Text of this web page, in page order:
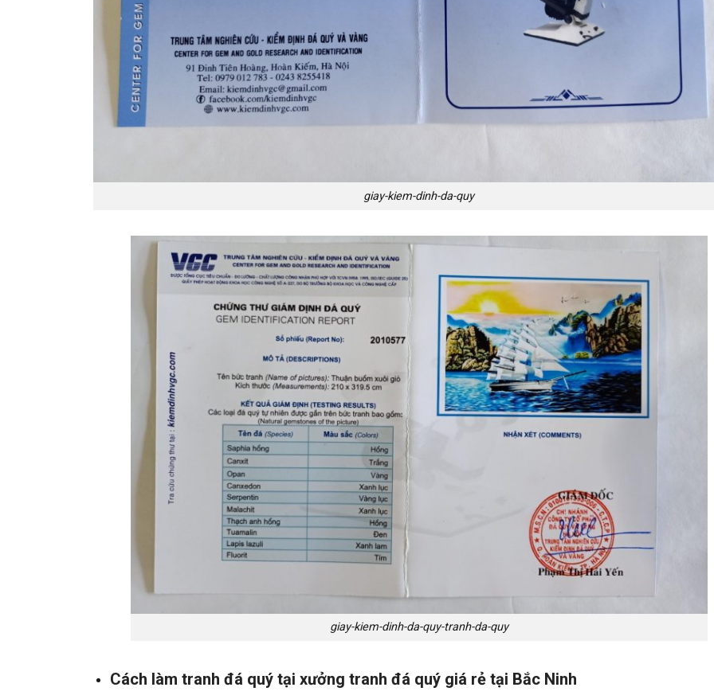
giay-kiem-dinh-da-quy
giay-kiem-dinh-da-quy-tranh-da-quy
Cách làm tranh đá quý tại xưởng tranh đá quý giá rẻ tại Bắc Ninh